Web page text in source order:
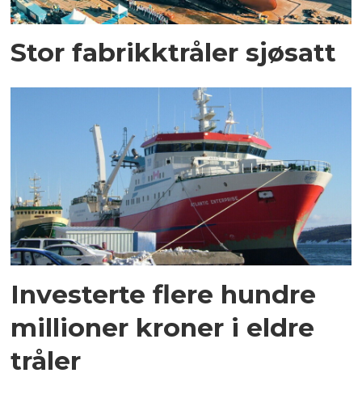
Stor fabrikktråler sjøsatt
Investerte flere hundre
millioner kroner i eldre
tråler